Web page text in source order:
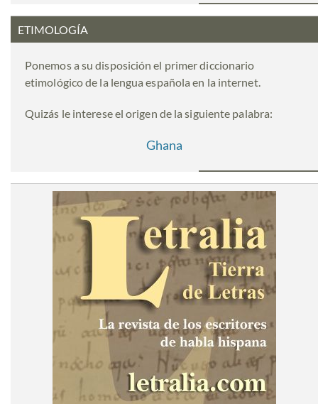
ETIMOLOGÍA
Ponemos a su disposición el primer diccionario
etimológico de la lengua española en la internet.
Quizás le interese el origen de la siguiente palabra:
Ghana